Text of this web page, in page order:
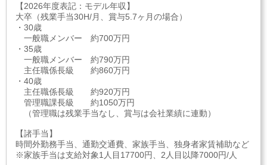
【2026年度表記：モデル年収】
大卒（残業手当30H/月、賞与5.7ヶ月の場合）
・30歳
一般職メンバー 約700万円
・35歳
一般職メンバー 約790万円
主任職係長級 約860万円
・40歳
主任職係長級 約920万円
管理職課長級 約1050万円
（管理職は残業手当なし、賞与は会社業績に連動）
【諸手当】
時間外勤務手当、通勤交通費、家族手当、独身者家賃補助など
※家族手当は支給対象1人目17700円、2人目以降7000円/人